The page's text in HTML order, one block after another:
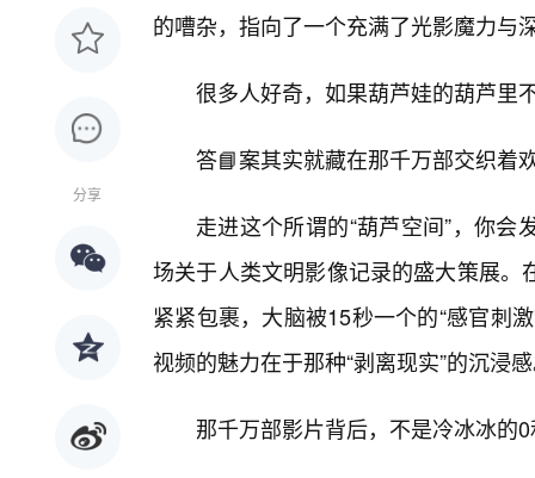
分享
的嘈杂，指向了一个充满了光影魔力与
很多人好奇，如果葫芦娃的葫芦里
答📘案其实就藏在那千万部交织着
走进这个所谓的“葫芦空间”，你
场关于人类文明影像记录的盛大策展
紧紧包裹，大脑被15秒一个的“感官刺
视频的魅力在于那种“剥离现实”的沉浸
那千万部影片背后，不是冷冰冰的